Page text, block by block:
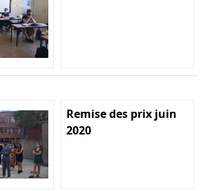
Remise des prix juin
2020